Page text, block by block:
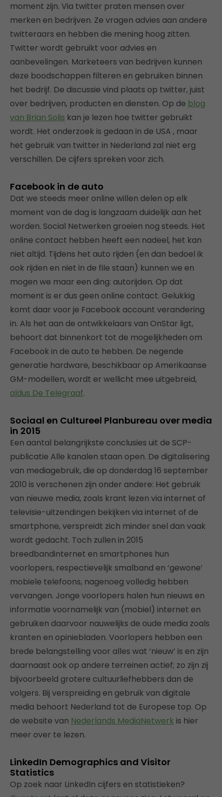
moment zijn. Via twitter praten mensen over
merken en bedrijven. Ze vragen advies aan andere
twitteraars en hebben die mening hoog zitten.
Twitter wordt gebruikt voor advies en
aanbevelingen. Marketeers van bedrijven kunnen
deze boodschappen filteren en gebruiken binnen
het bedrijf. De discussie vind plaats op twitter, juist
over bedrijven, producten en diensten. Op de blog
van Brian Solis kan je lezen hoe twitter gebruikt
wordt. Het onderzoek is gedaan in de USA , maar
het gebruik van twitter in Nederland zal niet erg
verschillen. De cijfers spreken voor zich.
Facebook in de auto
Dat we steeds meer online willen delen op elk
moment van de dag is langzaam duidelijk aan het
worden. Social Netwerken groeien nog steeds. Het
online contact hebben heeft een nadeel, het kan
niet altijd. Tijdens het auto rijden (en dan bedoel ik
ook rijden en niet in de file staan) kunnen we en
mogen we maar een ding: autorijden. Op dat
moment is er dus geen online contact. Gelukkig
komt daar voor je Facebook account verandering
in. Als het aan de ontwikkelaars van OnStar ligt,
behoort dat binnenkort tot de mogelijkheden om
Facebook in de auto te hebben. De negende
generatie hardware, beschikbaar op Amerikaanse
GM-modellen, wordt er wellicht mee uitgebreid,
aldus De Telegraaf.
Sociaal en Cultureel Planbureau over media
in 2015
Een aantal belangrijkste conclusies uit de SCP-
publicatie Alle kanalen staan open. De digitalisering
van mediagebruik, die op donderdag 16 september
2010 is verschenen zijn onder andere: Het gebruik
van nieuwe media, zoals krant lezen via internet of
televisie-uitzendingen bekijken via internet of de
smartphone, verspreidt zich minder snel dan vaak
wordt gedacht. Toch zullen in 2015
breedbandinternet en smartphones hun
voorlopers, respectievelijk smalband en ‘gewone’
mobiele telefoons, nagenoeg volledig hebben
vervangen. Jonge voorlopers halen hun nieuws en
informatie voornamelijk van (mobiel) internet en
gebruiken daarvoor nauwelijks de oude media zoals
kranten en opiniebladen. Voorlopers hebben een
brede belangstelling voor alles wat ‘nieuw’ is en zijn
daarnaast ook op andere terreinen actief; zo zijn zij
bijvoorbeeld grotere cultuurliefhebbers dan de
volgers. Bij verspreiding en gebruik van digitale
media behoort Nederland tot de Europese top. Op
de website van Nederlands MediaNetwerk is hier
meer over te lezen.
LinkedIn Demographics and Visitor
Statistics
Op zoek naar LinkedIn cijfers en statistieken?